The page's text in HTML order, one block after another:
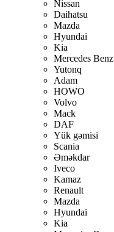
Nissan
Daihatsu
Mazda
Hyundai
Kia
Mercedes Benz
Yutonq
Adam
HOWO
Volvo
Mack
DAF
Yük gəmisi
Scania
Əməkdar
Iveco
Kamaz
Renault
Mazda
Hyundai
Kia